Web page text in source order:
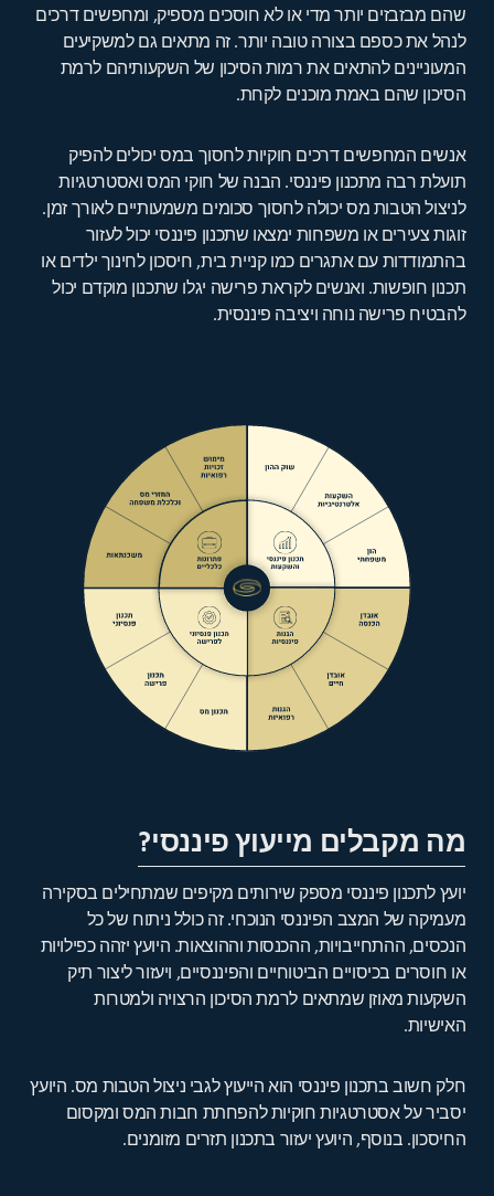
שהם מבזבזים יותר מדי או לא חוסכים מספיק, ומחפשים דרכים
לנהל את כספם בצורה טובה יותר. זה מתאים גם למשקיעים
המעוניינים להתאים את רמות הסיכון של השקעותיהם לרמת
הסיכון שהם באמת מוכנים לקחת.
אנשים המחפשים דרכים חוקיות לחסוך במס יכולים להפיק
תועלת רבה מתכנון פיננסי. הבנה של חוקי המס ואסטרטגיות
לניצול הטבות מס יכולה לחסוך סכומים משמעותיים לאורך זמן.
זוגות צעירים או משפחות ימצאו שתכנון פיננסי יכול לעזור
בהתמודדות עם אתגרים כמו קניית בית, חיסכון לחינוך ילדים או
תכנון חופשות. ואנשים לקראת פרישה יגלו שתכנון מוקדם יכול
להבטיח פרישה נוחה ויציבה פיננסית.
מה מקבלים מייעוץ פיננסי?
יועץ לתכנון פיננסי מספק שירותים מקיפים שמתחילים בסקירה
מעמיקה של המצב הפיננסי הנוכחי. זה כולל ניתוח של כל
הנכסים, ההתחייבויות, ההכנסות וההוצאות. היועץ יזהה כפילויות
או חוסרים בכיסויים הביטוחיים והפיננסיים, ויעזור ליצור תיק
השקעות מאוזן שמתאים לרמת הסיכון הרצויה ולמטרות
האישיות.
חלק חשוב בתכנון פיננסי הוא הייעוץ לגבי ניצול הטבות מס. היועץ
יסביר על אסטרטגיות חוקיות להפחתת חבות המס ומקסום
החיסכון. בנוסף, היועץ יעזור בתכנון תזרים מזומנים.